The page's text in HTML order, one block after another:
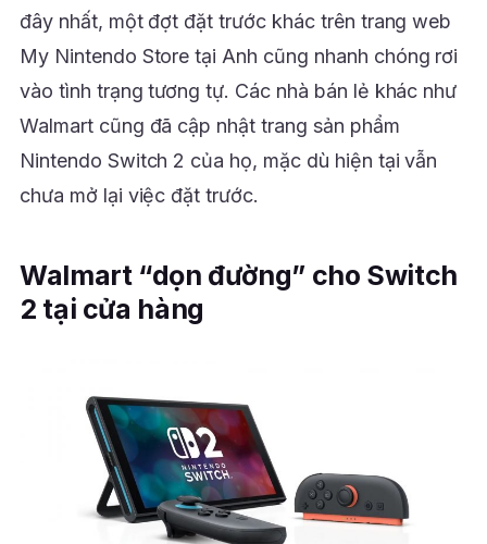
đây nhất, một đợt đặt trước khác trên trang web
My Nintendo Store tại Anh cũng nhanh chóng rơi
vào tình trạng tương tự. Các nhà bán lẻ khác như
Walmart cũng đã cập nhật trang sản phẩm
Nintendo Switch 2 của họ, mặc dù hiện tại vẫn
chưa mở lại việc đặt trước.
Walmart “dọn đường” cho Switch
2 tại cửa hàng